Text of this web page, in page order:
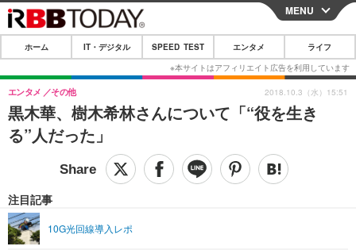
CLOSE
ホーム
IT・デジタル
IT・デジタルTOP スマートフォン
ショッピング その他
SPEED TEST
エンタメTOP 映画・ドラマ
ライフTOP
リリース一覧
MENU
ホーム IT・デジタル SPEED TEST エンタメ ライフ
黒木華、樹木希林さんについて「“役を生き
る”人だった」
エンタメ その他
注目記事
10G光回線導入レポ
2018.10.3（水）15:51